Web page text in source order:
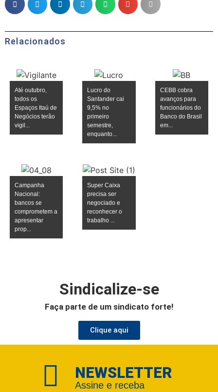
Relacionados
Até outubro,
todos os
Espaços Itaú de
Negócios terão
vigil...
Lucro do
Santander cai
9,5% no
primeiro
semestre,
enquanto...
CEBB cobra
avanços para
funcionários do
Banco do Brasil
em...
Campanha
Nacional:
bancos se
comprometem a
apresentar
prop...
Super Caixa
precisa ser
negociado e
reconhecer o
trabalho ...
Sindicalize-se
Faça parte de um sindicato forte!
Clique aqui
NEWSLETTER
Assine e receba